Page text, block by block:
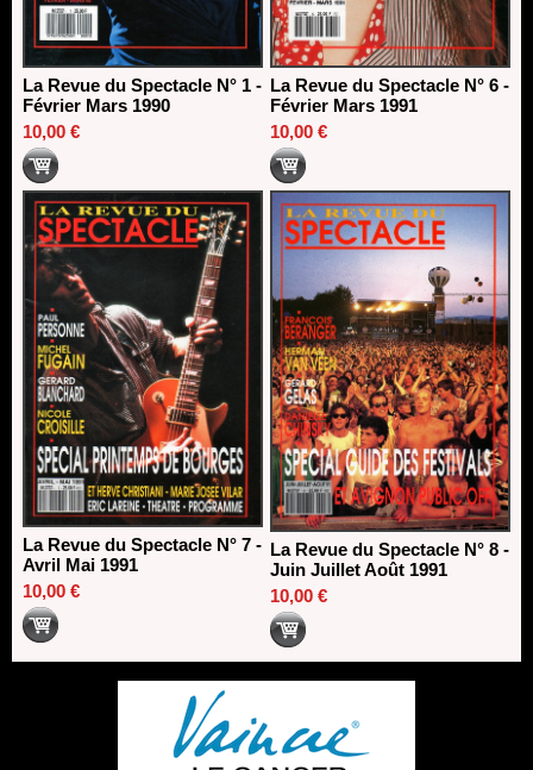
La Revue du Spectacle N° 1 -
Février Mars 1990
10,00 €
La Revue du Spectacle N° 6 -
Février Mars 1991
10,00 €
La Revue du Spectacle N° 7 -
Avril Mai 1991
10,00 €
La Revue du Spectacle N° 8 -
Juin Juillet Août 1991
10,00 €